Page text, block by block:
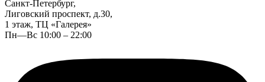
Санкт-Петербург,
Лиговский проспект, д.30,
1 этаж, ТЦ «Галерея»
Пн—Вс 10:00 – 22:00